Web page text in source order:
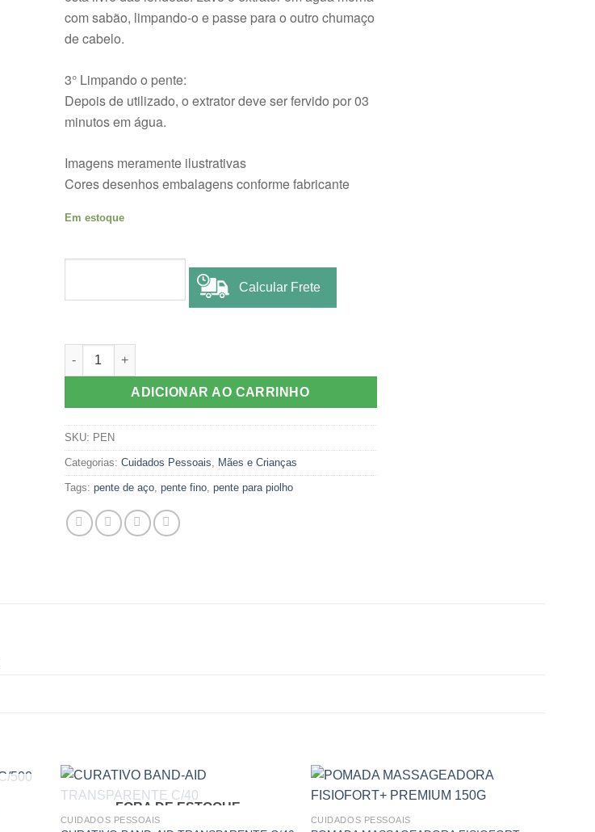
com sabão, limpando-o e passe para o outro chumaço
de cabelo.
3° Limpando o pente:
Depois de utilizado, o extrator deve ser fervido por 03
minutos em água.
Imagens meramente ilustrativas
Cores desenhos embalagens conforme fabricante
Em estoque
Calcular Frete
SUPER PENTE DE AÇO EXTRATOR DE PIOLHO SUPERMEDY quantidade
ADICIONAR AO CARRINHO
SKU: PEN
Categorias: Cuidados Pessoais Mães e Crianças
Tags: pente de aço pente fino pente para piolho
FORA DE ESTOQUE
CUIDADOS PESSOAIS CUIDADOS PESSOAIS